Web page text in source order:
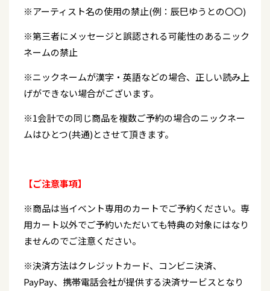
※アーティスト名の使用の禁止(例：辰巳ゆうとの〇〇)
※第三者にメッセージと誤認される可能性のあるニック
ネームの禁止
※ニックネームが漢字・英語などの場合、正しい読み上
げができない場合がございます。
※1会計での同じ商品を複数ご予約の場合のニックネー
ムはひとつ(共通)とさせて頂きます。
【ご注意事項】
※商品は当イベント専用のカートでご予約ください。専
用カート以外でご予約いただいても特典の対象にはなり
ませんのでご注意ください。
※決済方法はクレジットカード、コンビニ決済、
PayPay、携帯電話会社が提供する決済サービスとなり